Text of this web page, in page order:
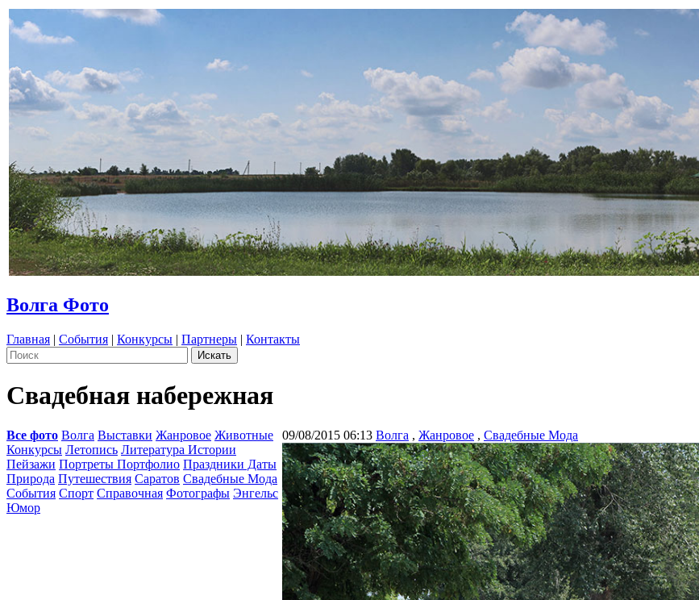
Волга Фото
Главная | События | Конкурсы | Партнеры | Контакты
Свадебная набережная
Все фото Волга Выставки Жанровое Животные
Конкурсы Летопись Литература Истории
Пейзажи Портреты Портфолио Праздники Даты
Природа Путешествия Саратов Свадебные Мода
События Спорт Справочная Фотографы Энгельс
Юмор
09/08/2015 06:13 Волга , Жанровое , Свадебные Мода